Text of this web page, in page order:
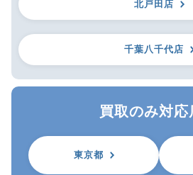
北戸田店
千葉八千代店
買取のみ対応
東京都